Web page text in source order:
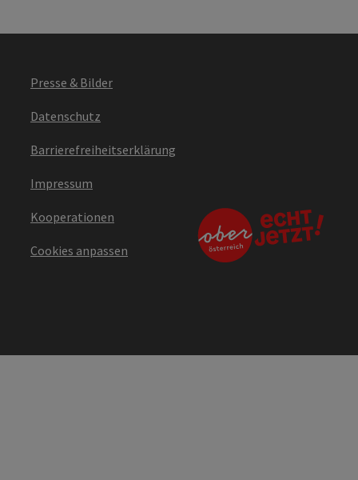
Presse & Bilder
Datenschutz
Barrierefreiheitserklärung
Impressum
Kooperationen
Cookies anpassen